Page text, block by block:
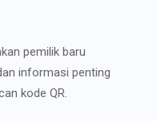
pemilik baru
informasi penting
kode QR.